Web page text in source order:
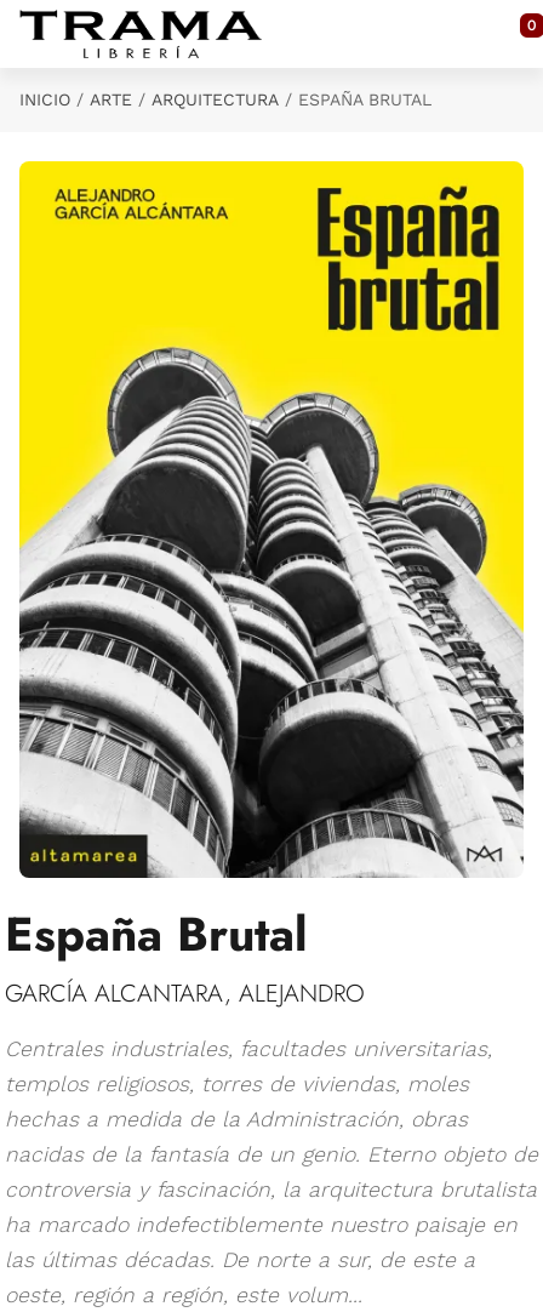
Saltar al contenido principal
0
INICIO ARTE ARQUITECTURA ESPAÑA BRUTAL
España Brutal
GARCÍA ALCANTARA, ALEJANDRO
Centrales industriales, facultades universitarias,
templos religiosos, torres de viviendas, moles
hechas a medida de la Administración, obras
nacidas de la fantasía de un genio. Eterno objeto de
controversia y fascinación, la arquitectura brutalista
ha marcado indefectiblemente nuestro paisaje en
las últimas décadas. De norte a sur, de este a
oeste, región a región, este volum...